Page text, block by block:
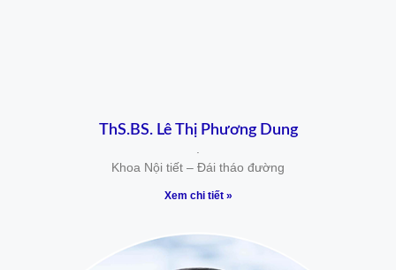
ThS.BS. Lê Thị Phương Dung
Khoa Nội tiết – Đái tháo đường
Xem chi tiết »